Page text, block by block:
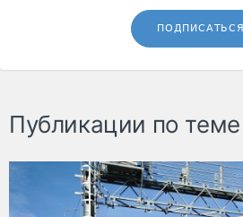
ПОДПИСАТЬСЯ
Публикации по теме